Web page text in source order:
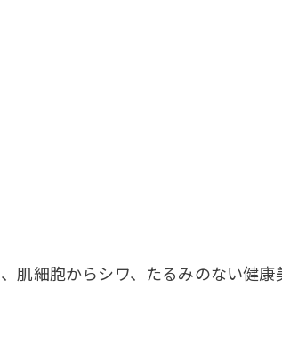
肌細胞からシワ、たるみのない健康